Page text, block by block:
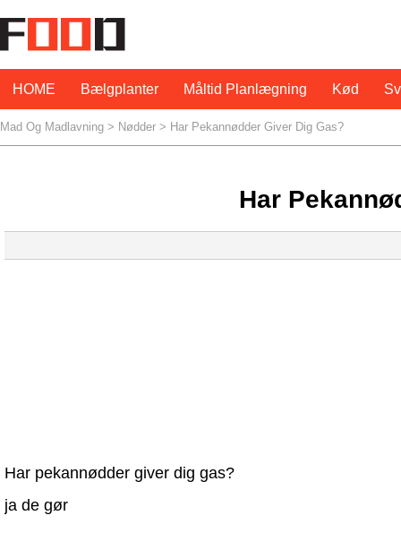
HOME Bælgplanter Måltid Planlægning Kød
Mad Og Madlavning > Nødder > Har Pekannødder Giver Dig Gas?
Har
Har pekannødder giver dig gas?
ja de gør